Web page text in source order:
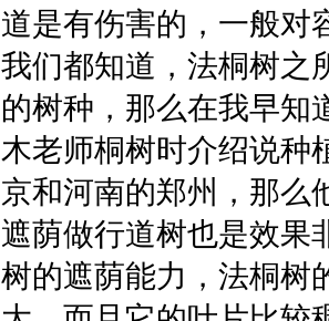
道是有伤害的，一般对
我们都知道，法桐树之
的树种，那么在我早知
木老师桐树时介绍说种
京和河南的郑州，那么
遮荫做行道树也是效果
树的遮荫能力，法桐树